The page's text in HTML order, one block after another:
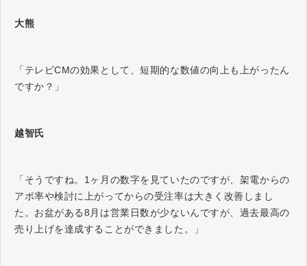
大熊
「テレビCMの効果として、短期的な数値の向上も上がったん
ですか？」
越智氏
「そうですね。1ヶ月の数字を見ていたのですが、架電からの
アポ率や検討に上がってからの受注率は大きく改善しまし
た。お盆がある8月は営業日数が少ないんですが、過去最高の
売り上げを達成することができました。」